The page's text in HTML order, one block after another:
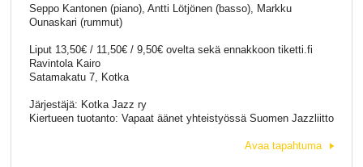
Seppo Kantonen (piano), Antti Lötjönen (basso), Markku
Ounaskari (rummut)
Liput 13,50€ / 11,50€ / 9,50€ ovelta sekä ennakkoon tiketti.fi
Ravintola Kairo
Satamakatu 7, Kotka
Järjestäjä: Kotka Jazz ry
Kiertueen tuotanto: Vapaat äänet yhteistyössä Suomen Jazzliitto
Avaa tapahtuma